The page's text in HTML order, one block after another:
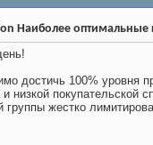
Наиболее оптимальные
достичь 100% уровня
и низкой покупательской
группы жестко